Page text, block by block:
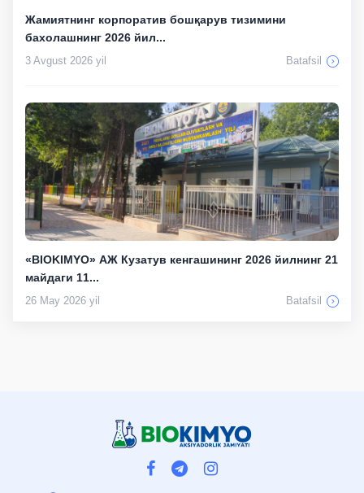
Жамиятнинг корпоратив бошқарув тизимини
бахолашнинг 2026 йил...
3 Avgust 2026 yil Batafsil
«BIOKIMYO» АЖ Кузатув кенгашининг 2026 йилнинг 21
майдаги 11...
26 May 2026 yil Batafsil